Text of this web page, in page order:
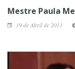
Mestre Paula
19 de Abril de 2011